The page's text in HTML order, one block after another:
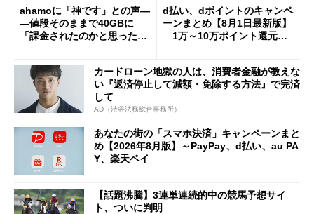
ahamoに「神です」との声―
―値段そのままで40GBに
「課金されたのかと思った」
d払い、dポイントのキャンペ
ーンまとめ【8月1日最新版】
1万～10万ポイント還元の
カードローン地獄の人は、消費者金融が教えな
い『返済停止して減額・免除する方法』で完済
して
AD（渋谷法務総合事務所）
あなたの街の「スマホ決済」キャンペーンまと
め【2026年8月版】～PayPay、d払い、au PA
Y、楽天ペイ
【話題沸騰】3連単連続的中の競馬予想サイ
ト、ついに判明